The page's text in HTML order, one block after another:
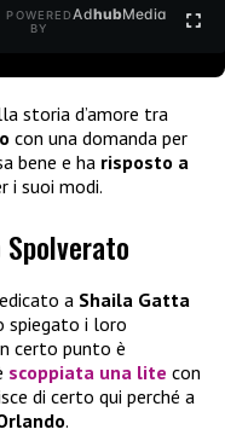
POWERED
BY
AdhubMedia
storia d’amore tra
con una domanda per
bene e ha risposto a
i suoi modi.
a Shaila Gatta
spiegato i loro
certo punto è
scoppiata una lite con
di certo qui perché a
.